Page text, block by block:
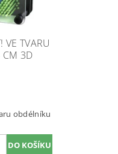
VE TVARU
CM 3D
obdélníku